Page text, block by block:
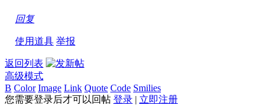
回复
使用道具 举报
返回列表
高级模式
B Color Image Link Quote Code Smilies
您需要登录后才可以回帖 登录 | 立即注册